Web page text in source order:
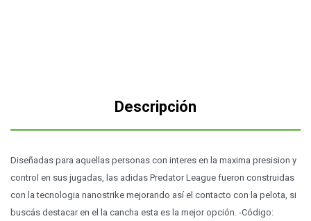
Descripción
Diseñadas para aquellas personas con interes en la maxima presision y
control en sus jugadas, las adidas Predator League fueron construidas
con la tecnologia nanostrike mejorando así el contacto con la pelota, si
buscás destacar en el la cancha esta es la mejor opción. -Código: